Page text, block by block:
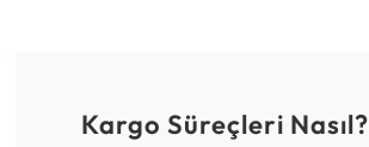
Kargo Süreçleri Nasıl?